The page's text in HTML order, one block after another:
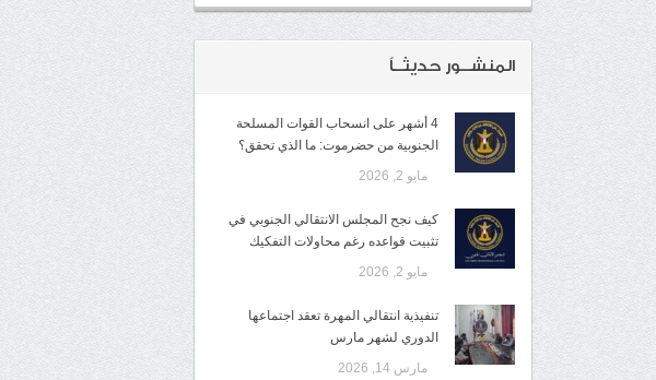
المنشــور حديثــاً
4 أشهر على انسحاب القوات المسلحة
الجنوبية من حضرموت: ما الذي تحقق؟
مايو 2, 2026
كيف نجح المجلس الانتقالي الجنوبي في
تثبيت قواعده رغم محاولات التفكيك
مايو 2, 2026
تنفيذية انتقالي المهرة تعقد اجتماعها
الدوري لشهر مارس
مارس 14, 2026